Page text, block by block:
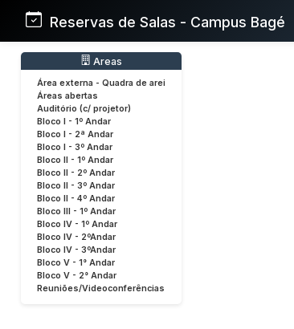
Reservas de Salas - Campus Bagé
Areas
Área externa - Quadra de arei
Áreas abertas
Auditório (c/ projetor)
Bloco I - 1º Andar
Bloco I - 2ª Andar
Bloco I - 3º Andar
Bloco II - 1º Andar
Bloco II - 2º Andar
Bloco II - 3º Andar
Bloco II - 4º Andar
Bloco III - 1º Andar
Bloco IV - 1º Andar
Bloco IV - 2ºAndar
Bloco IV - 3ºAndar
Bloco V - 1° Andar
Bloco V - 2° Andar
Reuniões/Videoconferências